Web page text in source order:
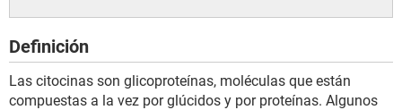
SEXUALIDAD
GLOSARIO
Definición
Las citocinas son glicoproteínas, moléculas que están
compuestas a la vez por glúcidos y por proteínas. Algunos